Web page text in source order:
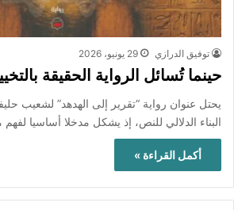
توفيق الدرازي 29 يونيو، 2026
حينما تُسائل الرواية الحقيقة
يحتل عنوان رواية “تقرير إلى الهدهد” لشعيب
البناء الدلالي للنص، إذ يشكل مدخلا أساسيا
أكمل القراءة »